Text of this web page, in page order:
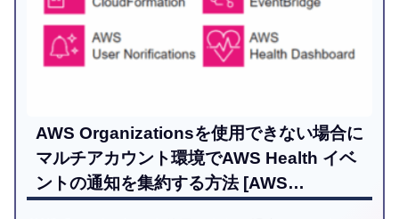
AWS Organizationsを使用できない場合に
マルチアカウント環境でAWS Health イベ
ントの通知を集約する方法 [AWS